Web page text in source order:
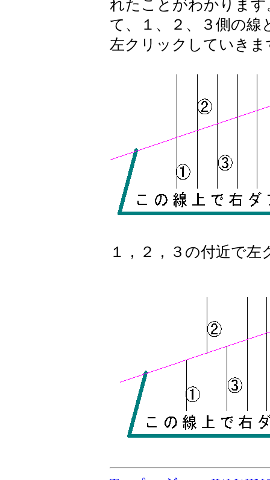
れたことがわかりま
て、１、２、３側の線
左クリックしていきま
１，２，３の付近で